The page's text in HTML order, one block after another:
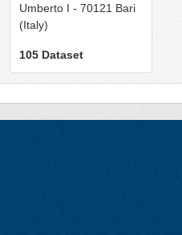
Umberto I - 70121 Bari
(Italy)
105 Dataset